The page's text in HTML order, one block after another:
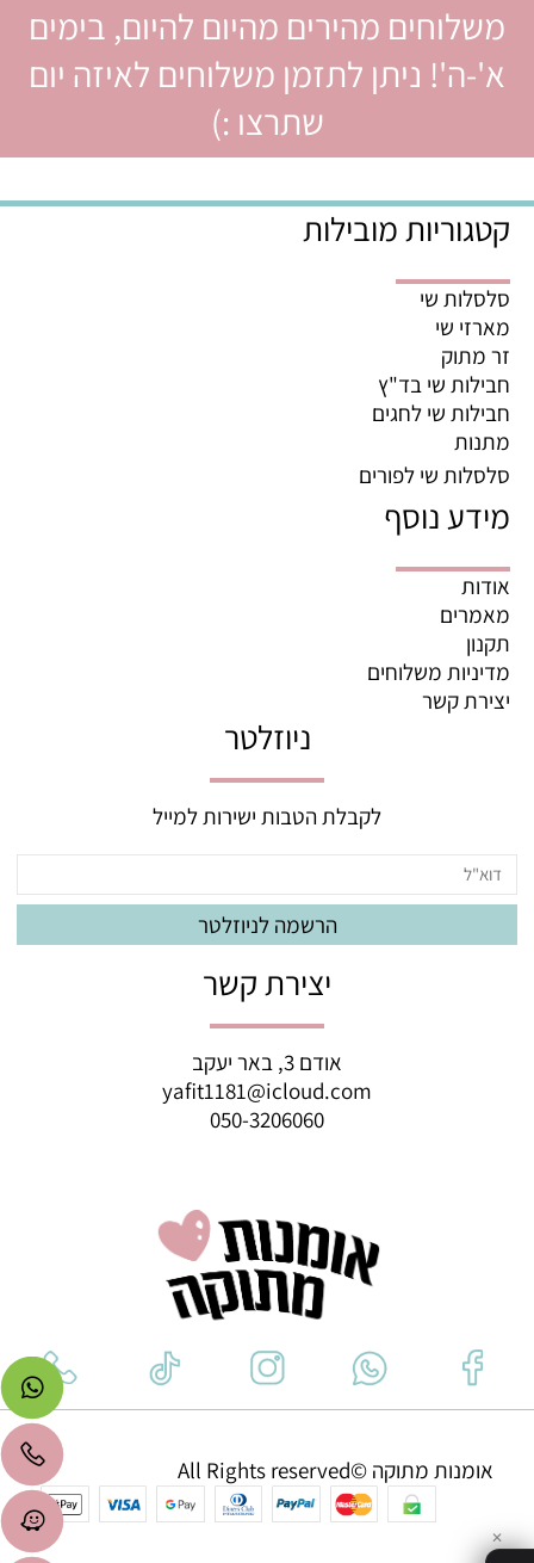
משלוחים מהירים מהיום להיום, בימים
א'-ה'! ניתן לתזמן משלוחים לאיזה יום
שתרצו :)
קטגוריות מובילות
סלסלות שי
מארזי שי
זר מתוק
חבילות שי בד"ץ
חבילות שי לחגים
מתנות
סלסלות שי לפורים
מידע נוסף
אודות
מאמרים
תקנון
מדיניות משלוחים
יצירת קשר
ניוזלטר
לקבלת הטבות ישירות למייל
יצירת קשר
אודם 3, באר יעקב
yafit1181@icloud.com
050-3206060
אומנות מתוקה ©All Rights reserved
✕